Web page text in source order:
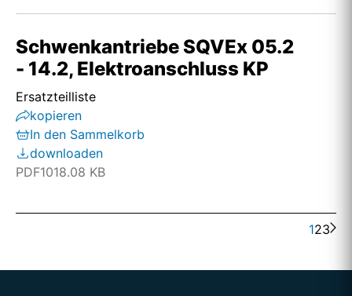
Schwenkantriebe SQVEx 05.2
- 14.2, Elektroanschluss KP
Ersatzteilliste
kopieren
In den Sammelkorb
downloaden
PDF1018.08 KB
123